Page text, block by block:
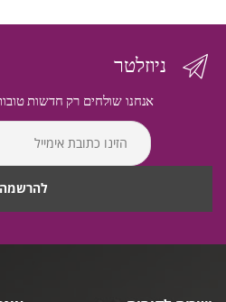
ניוזלטר
אנחנו שולחים רק חדשות